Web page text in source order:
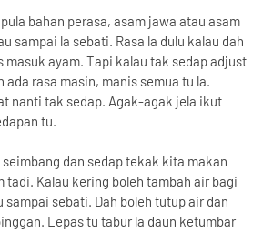
bahan perasa, asam jawa atau asam
sampai la sebati. Rasa la dulu kalau dah
masuk ayam. Tapi kalau tak sedap adjust
ada rasa masin, manis semua tu la.
nanti tak sedap. Agak-agak jela ikut
tu.
seimbang dan sedap tekak kita makan
tadi. Kalau kering boleh tambah air bagi
sebati. Dah boleh tutup air dan
Lepas tu tabur la daun ketumbar